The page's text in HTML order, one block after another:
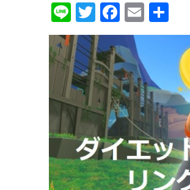
Li
n
e
T
w
it
te
r
F
a
c
e
b
o
o
k
E
m
l
有